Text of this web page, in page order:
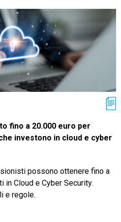
fino a 20.000 euro per
investono in cloud e cyber
possono ottenere fino a
in Cloud e Cyber Security.
e regole.